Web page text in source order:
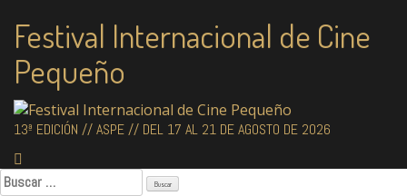
content
Festival Internacional de Cine
Pequeño
13ª EDICIÓN // ASPE // DEL 17 AL 21 DE AGOSTO DE 2026
Buscar: